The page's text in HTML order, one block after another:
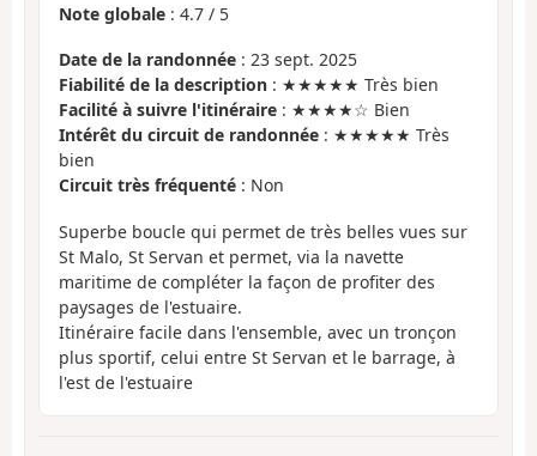
Note globale : 4.7 / 5
Date de la randonnée : 23 sept. 2025
Fiabilité de la description : ★★★★★ Très bien
Facilité à suivre l'itinéraire : ★★★★☆ Bien
Intérêt du circuit de randonnée : ★★★★★ Très
bien
Circuit très fréquenté : Non
Superbe boucle qui permet de très belles vues sur
St Malo, St Servan et permet, via la navette
maritime de compléter la façon de profiter des
paysages de l'estuaire.
Itinéraire facile dans l'ensemble, avec un tronçon
plus sportif, celui entre St Servan et le barrage, à
l'est de l'estuaire